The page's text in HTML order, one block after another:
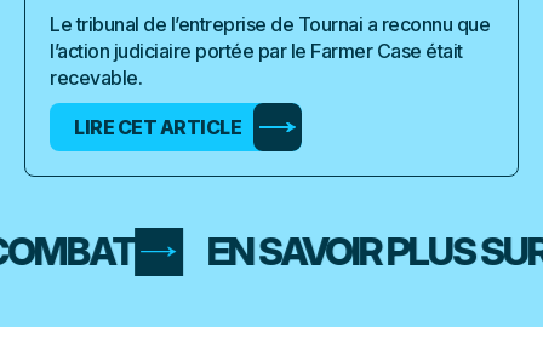
Le tribunal de l’entreprise de Tournai a reconnu que
l’action judiciaire portée par le Farmer Case était
recevable.
LIRE CET ARTICLE
EN SAVOIR PLUS SUR